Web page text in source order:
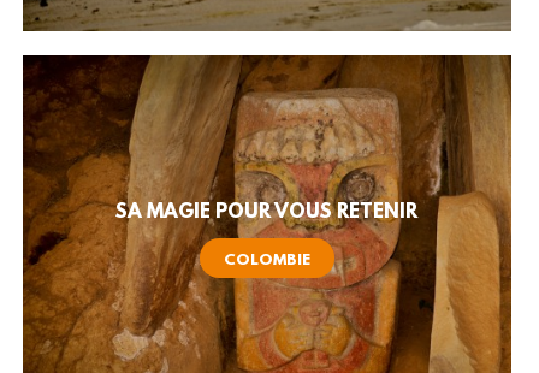
SA MAGIE POUR VOUS RETENIR
COLOMBIE